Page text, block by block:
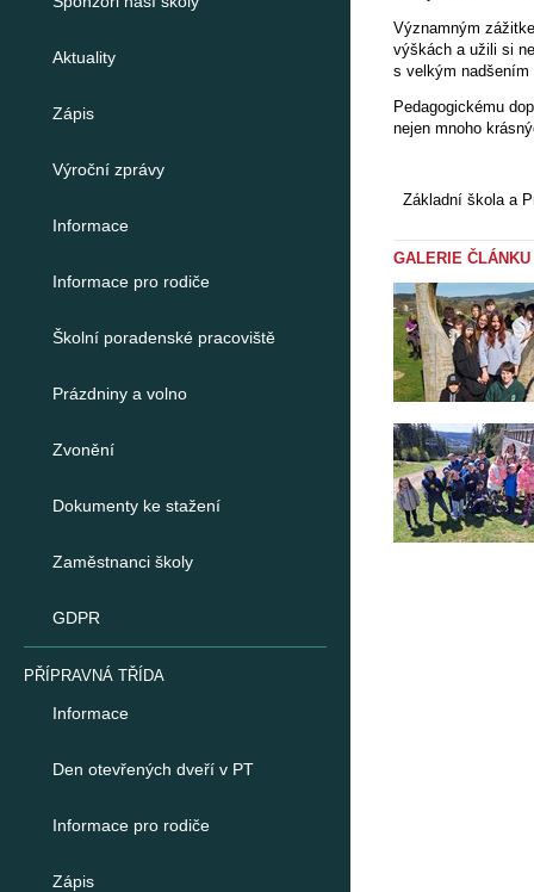
Aktuality
Zápis
Výroční zprávy
Informace
Informace pro rodiče
Školní poradenské pracoviště
Prázdniny a volno
Zvonění
Dokumenty ke stažení
Zaměstnanci školy
GDPR
PŘÍPRAVNÁ TŘÍDA
Informace
Den otevřených dveří v PT
Informace pro rodiče
Zápis
Významným
výškách a užili si
s velkým
Pedagogickému
nejen mnoho
Základní škola a
GALERIE ČLÁNKU